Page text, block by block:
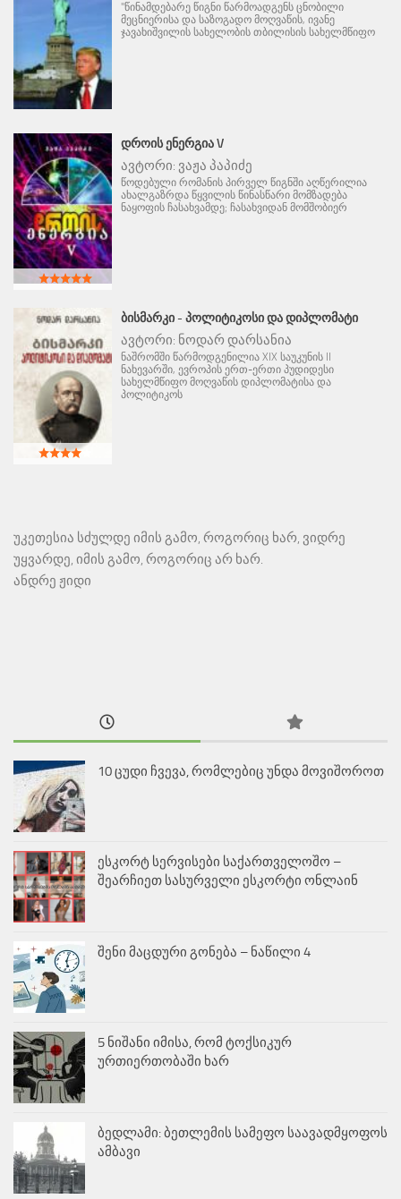
"წინამდებარე წიგნი წარმოადგენს ცნობილი
მეცნიერისა და საზოგადო მოღვაწის, ივანე
ჯავახიშვილის სახელობის თბილისის სახელმწიფო
ᲓᲠᲝᲘᲡ ᲔᲜᲔᲠᲒᲘᲐ V
ავტორი: ვაჟა პაპიძე
წოდებული რომანის პირველ წიგნში აღწერილია
ახალგაზრდა წყვილის წინასწარი მომზადება
ნაყოფის ჩასახვამდე; ჩასახვიდან მომშობიერ
ᲑᲘᲡᲛᲐᲠᲙᲘ - ᲞᲝᲚᲘᲢᲘᲙᲝᲡᲘ ᲓᲐ ᲓᲘᲞᲚᲝᲛᲐᲢᲘ
ავტორი: ნოდარ დარსანია
ნაშრომში წარმოდგენილია XIX საუკუნის II
ნახევარში, ევროპის ერთ-ერთი პუდიდესი
სახელმწიფო მოღვაწის დიპლომატისა და
პოლიტიკოს
უკეთესია სძულდე იმის გამო, როგორიც ხარ, ვიდრე
უყვარდე, იმის გამო, როგორიც არ ხარ.
ანდრე ჟიდი
10 ცუდი ჩვევა, რომლებიც უნდა მოვიშოროთ
ესკორტ სერვისები საქართველოშო –
შეარჩიეთ სასურველი ესკორტი ონლაინ
შენი მაცდური გონება – ნაწილი 4
5 ნიშანი იმისა, რომ ტოქსიკურ
ურთიერთობაში ხარ
ბედლამი: ბეთლემის სამეფო საავადმყოფოს
ამბავი